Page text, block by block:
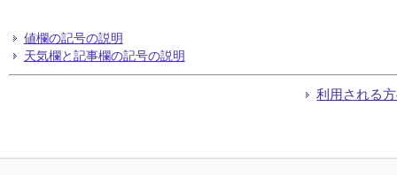
値欄の記号の説明
天気欄と記事欄の記号の説明
利用される